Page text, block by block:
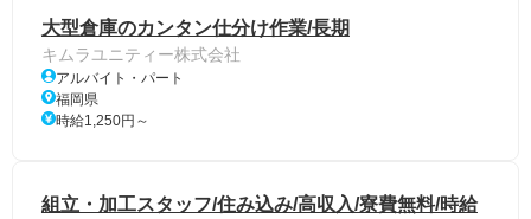
大型倉庫のカンタン仕分け作業/長期
キムラユニティー株式会社
アルバイト・パート
福岡県
時給1,250円～
組立・加工スタッフ/住み込み/高収入/寮費無料/時給